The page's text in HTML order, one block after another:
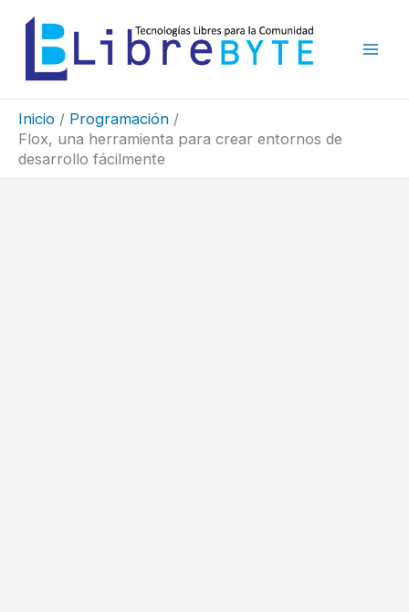
contenido
Inicio
Programación
Flox, una herramienta para crear entornos de
desarrollo fácilmente